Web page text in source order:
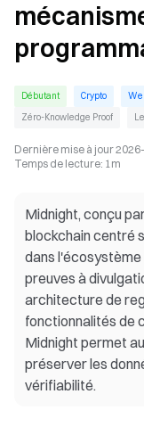
Débutant Crypto
Zéro-Knowledge Proof
Dernière mise à jour
Temps de lecture: 1m
Midnight, conçu
blockchain centré
dans l'écosystème
preuves à
architecture de
fonctionnalités de
Midnight permet
préserver les
vérifiabilité.